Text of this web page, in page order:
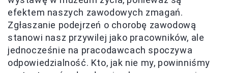
efektem naszych zawodowych zmagań.
Zgłaszanie podejrzeń o chorobę zawodową
stanowi nasz przywilej jako pracowników, ale
jednocześnie na pracodawcach spoczywa
odpowiedzialność. Kto, jak nie my, powinniśmy